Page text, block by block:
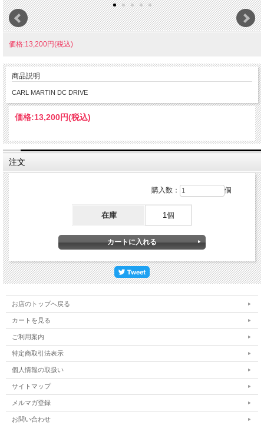
価格:13,200円(税込)
商品説明
CARL MARTIN DC DRIVE
価格:13,200円(税込)
注文
購入数： 個
在庫 1個
お店のトップへ戻る
カートを見る
ご利用案内
特定商取引法表示
個人情報の取扱い
サイトマップ
メルマガ登録
お問い合わせ